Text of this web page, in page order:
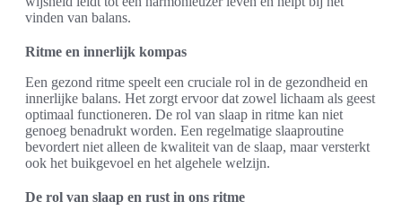
vinden van balans.
Ritme en innerlijk kompas
Een gezond ritme speelt een cruciale rol in de gezondheid en
innerlijke balans. Het zorgt ervoor dat zowel lichaam als geest
optimaal functioneren. De rol van slaap in ritme kan niet
genoeg benadrukt worden. Een regelmatige slaaproutine
bevordert niet alleen de kwaliteit van de slaap, maar versterkt
ook het buikgevoel en het algehele welzijn.
De rol van slaap en rust in ons ritme